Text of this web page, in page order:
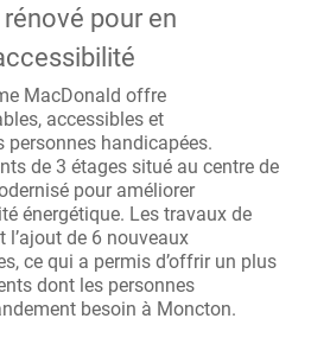
pour en
MacDonald offre
accessibles et
personnes handicapées.
de 3 étages situé au centre de
pour améliorer
énergétique. Les travaux de
de 6 nouveaux
ce qui a permis d’offrir un plus
dont les personnes
besoin à Moncton.